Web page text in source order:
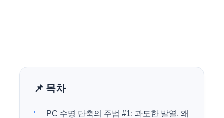
📌 목차
PC 수명 단축의 주범 #1: 과도한 발열, 왜